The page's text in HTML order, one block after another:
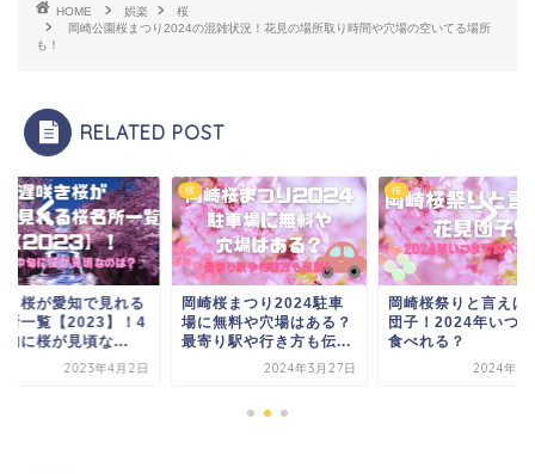
HOME 娯楽
桜
岡崎公園桜まつり2024の混雑状況！花見の場所取り時間や穴場の空いてる場所
も！
RELATED POST
崎桜まつり2024駐車
に無料や穴場はある？
寄り駅や行き方も伝...
2024年3月27日
桜
岡崎桜祭りと言えば花見
団子！2024年いつまで
食べれる？
2024年3月16日
桜
遅咲き桜が愛知で
桜名所一覧【
月中旬に桜が見頃
2023